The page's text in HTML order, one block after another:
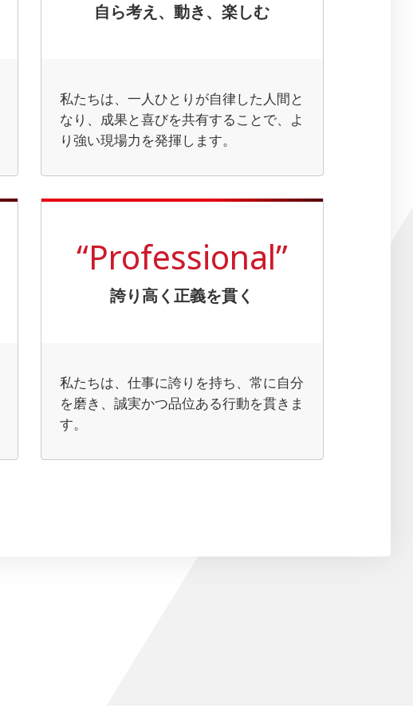
自ら考え、動き、楽しむ
私たちは、一人ひとりが自律した人間と
なり、成果と喜びを共有することで、よ
り強い現場力を発揮します。
“Professional”
誇り高く正義を貫く
私たちは、仕事に誇りを持ち、常に自分
を磨き、誠実かつ品位ある行動を貫きま
す。